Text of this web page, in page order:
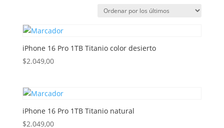
los
iPhone 16 Pro 1TB Titanio color desierto
$2.049,00
iPhone 16 Pro 1TB Titanio natural
$2.049,00